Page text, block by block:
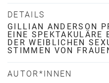
DETAILS
GILLIAN ANDERSON
EINE SPEKTAKULÄRE
DER WEIBLICHEN
STIMMEN VON
AUTOR*INNEN